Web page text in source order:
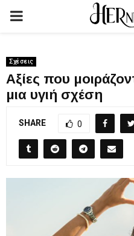
PRIMARY
Σχέσεις
Αξίες που
μια υγιή σχέση
SHARE 0